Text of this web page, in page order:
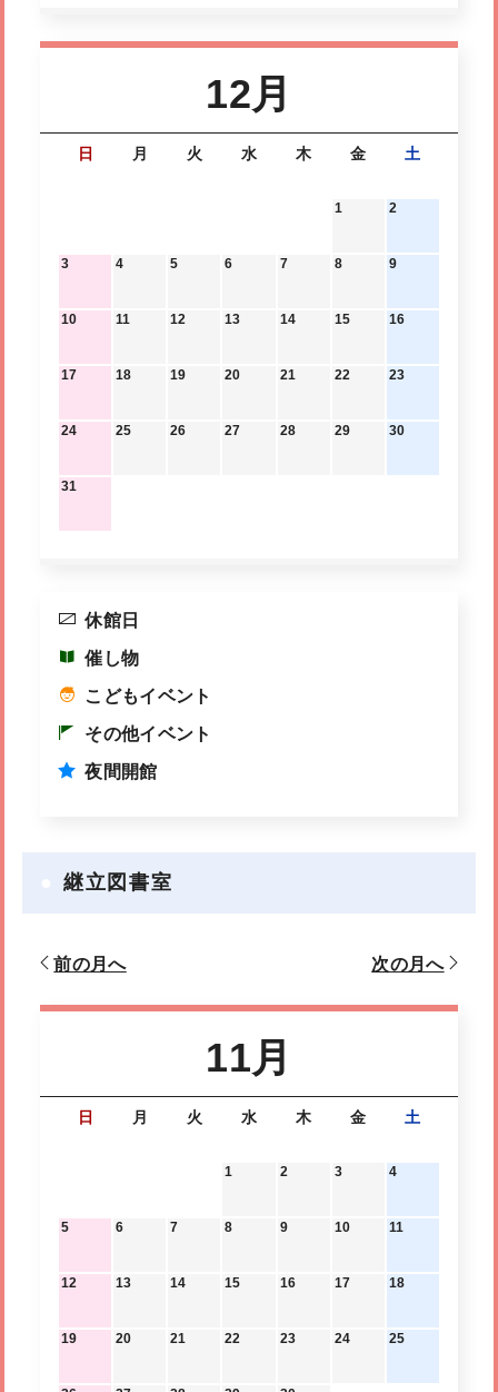
12月
日 月 火 水 木 金 土
1 2
3 4 5 6 7 8 9
10 11 12 13 14 15 16
17 18 19 20 21 22 23
24 25 26 27 28 29 30
31
休館日
催し物
こどもイベント
その他イベント
夜間開館
継立図書室
前の月へ 次の月へ
11月
日 月 火 水 木 金 土
1 2 3 4
5 6 7 8 9 10 11
12 13 14 15 16 17 18
19 20 21 22 23 24 25